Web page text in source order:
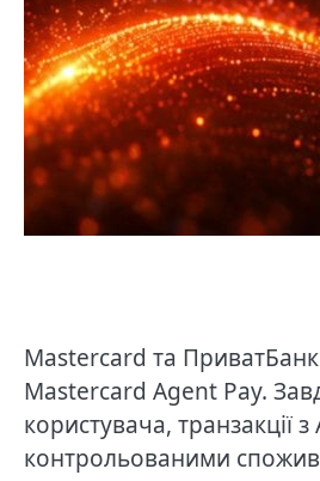
Mastercard та
Mastercard Agent Pay.
користувача,
контрольованими